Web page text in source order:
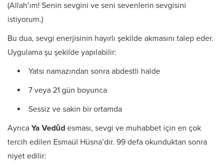
(Allah’ım! Senin sevgini ve seni sevenlerin sevgisini
istiyorum.)
Bu dua, sevgi enerjisinin hayırlı şekilde akmasını talep eder.
Uygulama şu şekilde yapılabilir:
Yatsı namazından sonra abdestli halde
7 veya 21 gün boyunca
Sessiz ve sakin bir ortamda
Ayrıca Ya Vedûd esması, sevgi ve muhabbet için en çok
tercih edilen Esmaül Hüsna’dır. 99 defa okunduktan sonra
niyet edilir: